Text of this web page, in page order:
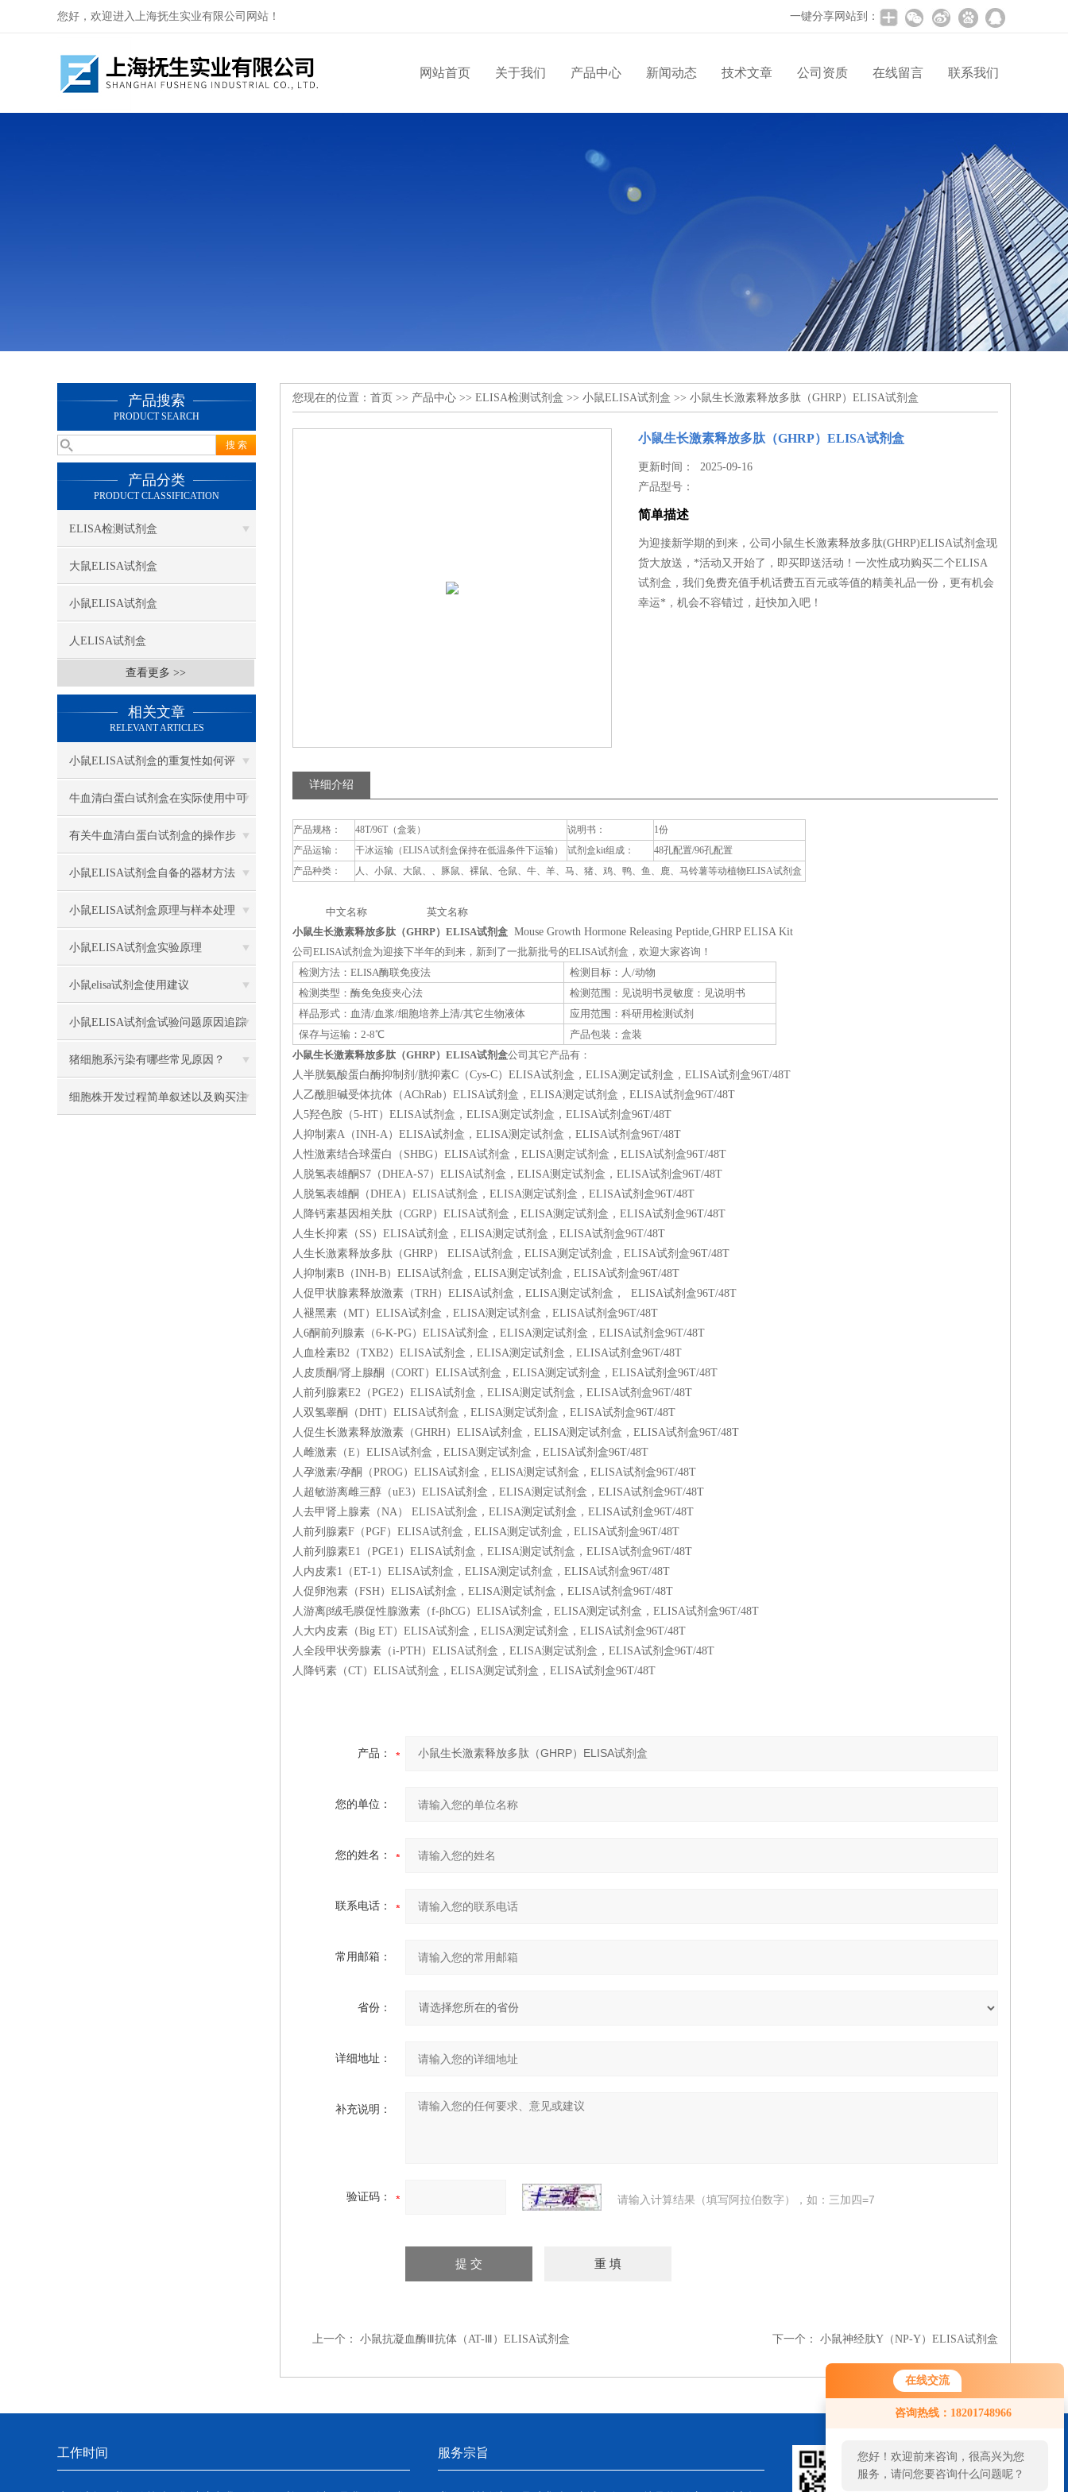
在线交流
咨询热线：18201748966
您好！欢迎前来咨询，很高兴为您
服务，请问您要咨询什么问题呢？
您好，欢迎进入上海抚生实业有限公司网站！ 一键分享网站到：
网站首页 关于我们 产品中心 新闻动态 技术文章 公司资质 在线留言 联系我们
产品搜索
PRODUCT SEARCH
产品分类
PRODUCT CLASSIFICATION
ELISA检测试剂盒
大鼠ELISA试剂盒
小鼠ELISA试剂盒
人ELISA试剂盒
查看更多 >>
相关文章
RELEVANT ARTICLES
小鼠ELISA试剂盒的重复性如何评
估？
牛血清白蛋白试剂盒在实际使用中可
分为多种类型测定
有关牛血清白蛋白试剂盒的操作步
骤，以下有详细说明
小鼠ELISA试剂盒自备的器材方法
小鼠ELISA试剂盒原理与样本处理
小鼠ELISA试剂盒实验原理
小鼠elisa试剂盒使用建议
小鼠ELISA试剂盒试验问题原因追踪
猪细胞系污染有哪些常见原因？
细胞株开发过程简单叙述以及购买注
您现在的位置： 首页 >> 产品中心 >> ELISA检测试剂盒 >> 小鼠ELISA试剂盒 >> 小鼠生长激素释放多肽（GHRP）ELISA试剂盒
小鼠生长激素释放多肽（GHRP）ELISA试剂盒
更新时间： 2025-09-16
产品型号：
简单描述
为迎接新学期的到来，公司小鼠生长激素释放多肽(GHRP)ELISA试剂盒现
货大放送，*活动又开始了，即买即送活动！一次性成功购买二个ELISA
试剂盒，我们免费充值手机话费五百元或等值的精美礼品一份，更有机会
幸运*，机会不容错过，赶快加入吧！
详细介绍
产品规格： 48T/96T（盒装） 说明书：
1份
产品运输：
干冰运输（ELISA试剂盒保持在低温条件下运输） 试剂盒kit组成：
48孔配置/96孔配置
产品种类：
人、小鼠、大鼠、、豚鼠、裸鼠、仓鼠、牛、羊、马、猪、鸡、鸭、鱼、鹿、马铃薯等动植物ELISA试剂盒
中文名称 英文名称
小鼠生长激素释放多肽（GHRP）ELISA试剂盒 Mouse Growth Hormone Releasing Peptide,GHRP ELISA Kit
公司ELISA试剂盒为迎接下半年的到来，新到了一批新批号的ELISA试剂盒，欢迎大家咨询！
检测方法：ELISA酶联免疫法
检测目标：人/动物
检测类型：酶免免疫夹心法
检测范围：见说明书灵敏度：见说明书
样品形式：血清/血浆/细胞培养上清/其它生物液体
应用范围：科研用检测试剂
保存与运输：2-8℃
产品包装：盒装
小鼠生长激素释放多肽（GHRP）ELISA试剂盒公司其它产品有：
人半胱氨酸蛋白酶抑制剂/胱抑素C（Cys-C）ELISA试剂盒，ELISA测定试剂盒，ELISA试剂盒96T/48T
人乙酰胆碱受体抗体（AChRab）ELISA试剂盒，ELISA测定试剂盒，ELISA试剂盒96T/48T
人5羟色胺（5-HT）ELISA试剂盒，ELISA测定试剂盒，ELISA试剂盒96T/48T
人抑制素A（INH-A）ELISA试剂盒，ELISA测定试剂盒，ELISA试剂盒96T/48T
人性激素结合球蛋白（SHBG）ELISA试剂盒，ELISA测定试剂盒，ELISA试剂盒96T/48T
人脱氢表雄酮S7（DHEA-S7）ELISA试剂盒，ELISA测定试剂盒，ELISA试剂盒96T/48T
人脱氢表雄酮（DHEA）ELISA试剂盒，ELISA测定试剂盒，ELISA试剂盒96T/48T
人降钙素基因相关肽（CGRP）ELISA试剂盒，ELISA测定试剂盒，ELISA试剂盒96T/48T
人生长抑素（SS）ELISA试剂盒，ELISA测定试剂盒，ELISA试剂盒96T/48T
人生长激素释放多肽（GHRP） ELISA试剂盒，ELISA测定试剂盒，ELISA试剂盒96T/48T
人抑制素B（INH-B）ELISA试剂盒，ELISA测定试剂盒，ELISA试剂盒96T/48T
人促甲状腺素释放激素（TRH）ELISA试剂盒，ELISA测定试剂盒，
ELISA试剂盒96T/48T
人褪黑素（MT）ELISA试剂盒，ELISA测定试剂盒，ELISA试剂盒96T/48T
人6酮前列腺素（6-K-PG）ELISA试剂盒，ELISA测定试剂盒，ELISA试剂盒96T/48T
人血栓素B2（TXB2）ELISA试剂盒，ELISA测定试剂盒，ELISA试剂盒96T/48T
人皮质酮/肾上腺酮（CORT）ELISA试剂盒，ELISA测定试剂盒，ELISA试剂盒96T/48T
人前列腺素E2（PGE2）ELISA试剂盒，ELISA测定试剂盒，ELISA试剂盒96T/48T
人双氢睾酮（DHT）ELISA试剂盒，ELISA测定试剂盒，ELISA试剂盒96T/48T
人促生长激素释放激素（GHRH）ELISA试剂盒，ELISA测定试剂盒，ELISA试剂盒96T/48T
人雌激素（E）ELISA试剂盒，ELISA测定试剂盒，ELISA试剂盒96T/48T
人孕激素/孕酮（PROG）ELISA试剂盒，ELISA测定试剂盒，ELISA试剂盒96T/48T
人超敏游离雌三醇（uE3）ELISA试剂盒，ELISA测定试剂盒，ELISA试剂盒96T/48T
人去甲肾上腺素（NA） ELISA试剂盒，ELISA测定试剂盒，ELISA试剂盒96T/48T
人前列腺素F（PGF）ELISA试剂盒，ELISA测定试剂盒，ELISA试剂盒96T/48T
人前列腺素E1（PGE1）ELISA试剂盒，ELISA测定试剂盒，ELISA试剂盒96T/48T
人内皮素1（ET-1）ELISA试剂盒，ELISA测定试剂盒，ELISA试剂盒96T/48T
人促卵泡素（FSH）ELISA试剂盒，ELISA测定试剂盒，ELISA试剂盒96T/48T
人游离β绒毛膜促性腺激素（f-βhCG）ELISA试剂盒，ELISA测定试剂盒，ELISA试剂盒96T/48T
人大内皮素（Big ET）ELISA试剂盒，ELISA测定试剂盒，ELISA试剂盒96T/48T
人全段甲状旁腺素（i-PTH）ELISA试剂盒，ELISA测定试剂盒，ELISA试剂盒96T/48T
人降钙素（CT）ELISA试剂盒，ELISA测定试剂盒，ELISA试剂盒96T/48T
产品：
您的单位：
您的姓名：
联系电话：
常用邮箱：
省份：
详细地址：
补充说明：
验证码： 请输入计算结果（填写阿拉伯数字），如：三加四=7
上一个： 小鼠抗凝血酶Ⅲ抗体（AT-Ⅲ）ELISA试剂盒 下一个： 小鼠神经肽Y（NP-Y）ELISA试剂盒
工作时间 服务宗旨